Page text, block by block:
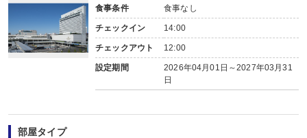
食事条件 食事なし
チェックイン 14:00
チェックアウト 12:00
設定期間
2026年04月01日～2027年03月31
日
部屋タイプ